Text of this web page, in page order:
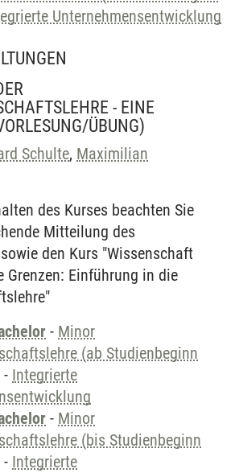
Unternehmensentwicklung
- EINE
ÜBUNG)
Schulte, Maximilian
des Kurses beachten Sie
Mitteilung des
den Kurs "Wissenschaft
Grenzen: Einführung in die
- Minor
(ab Studienbeginn
- Integrierte
- Minor
(bis Studienbeginn
- Integrierte